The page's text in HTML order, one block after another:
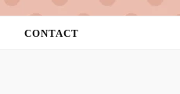
CONTACT